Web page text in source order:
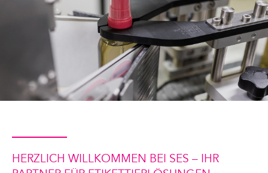
HERZLICH WILLKOMMEN BEI SES – IHR